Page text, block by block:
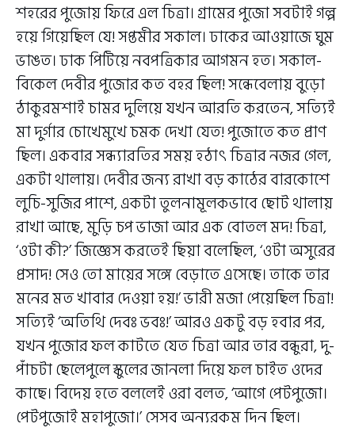
শহরের পুজোয় ফিরে এল চিত্রা। গ্রামের পুজো সবটাই গল্প
হয়ে গিয়েছিল যে! সপ্তমীর সকাল। ঢাকের আওয়াজে ঘুম
ভাঙত। ঢাক পিটিয়ে নবপত্রিকার আগমন হত। সকাল-
বিকেল দেবীর পুজোর কত বহর ছিল! সন্ধেবেলায় বুড়ো
ঠাকুরমশাই চামর দুলিয়ে যখন আরতি করতেন, সত্যিই
মা দুর্গার চোখেমুখে চমক দেখা যেত! পুজোতে কত প্রাণ
ছিল। একবার সন্ধ্যারতির সময় হঠাৎ চিত্রার নজর গেল,
একটা থালায়। দেবীর জন্য রাখা বড় কাঠের বারকোশে
লুচি-সুজির পাশে, একটা তুলনামূলকভাবে ছোট থালায়
রাখা আছে, মুড়ি চপ ভাজা আর এক বোতল মদ! চিত্রা,
‘ওটা কী?’ জিজ্ঞেস করতেই ছিয়া বলেছিল, ‘ওটা অসুরের
প্রসাদ! সেও তো মায়ের সঙ্গে বেড়াতে এসেছে। তাকে তার
মনের মত খাবার দেওয়া হয়!’ ভারী মজা পেয়েছিল চিত্রা!
সত্যিই ‘অতিথি দেবঃ ভবঃ!’ আরও একটু বড় হবার পর,
যখন পুজোর ফল কাটতে যেত চিত্রা আর তার বন্ধুরা, দু-
পাঁচটা ছেলেপুলে স্কুলের জানলা দিয়ে ফল চাইত ওদের
কাছে। বিদেয় হতে বললেই ওরা বলত, ‘আগে পেটপুজো।
পেটপুজোই মহাপুজো।’ সেসব অন্যরকম দিন ছিল।